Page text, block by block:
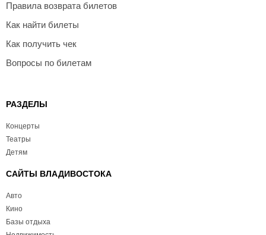
Правила возврата билетов
Как найти билеты
Как получить чек
Вопросы по билетам
РАЗДЕЛЫ
Концерты
Театры
Детям
САЙТЫ ВЛАДИВОСТОКА
Авто
Кино
Базы отдыха